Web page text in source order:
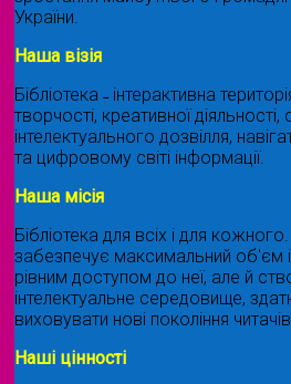
України.
Наша візія
Бібліотека ˗ інтерактивна
творчості, креативної діяльності,
інтелектуального дозвілля,
та цифровому світі інформації.
Наша місія
Бібліотека для всіх і для
забезпечує максимальний об'єм
рівним доступом до неї, але й
інтелектуальне середовище,
виховувати нові покоління
Наші цінності